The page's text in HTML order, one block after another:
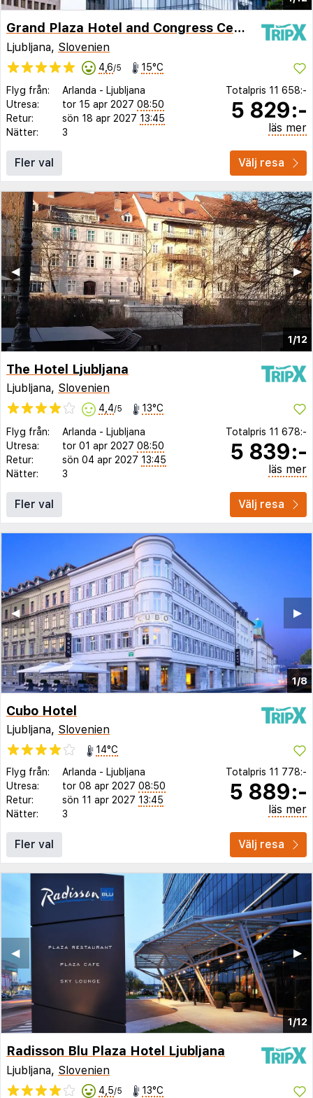
Grand Plaza Hotel and Congress Centre
Ljubljana, Slovenien
4,6/5 15°C
Flyg från: Arlanda - Ljubljana
Utresa:
tor 15 apr 2027 08:50
Retur:
sön 18 apr 2027 13:45
Nätter:
3
Totalpris 11 658:-
5 829:-
läs mer
Fler val Välj resa
1/12
▶︎
◀︎
The Hotel Ljubljana
Ljubljana, Slovenien
4,4/5 13°C
Flyg från: Arlanda - Ljubljana
Utresa:
tor 01 apr 2027 08:50
Retur:
sön 04 apr 2027 13:45
Nätter:
3
Totalpris 11 678:-
5 839:-
läs mer
Fler val Välj resa
1/8
▶︎
◀︎
Cubo Hotel
Ljubljana, Slovenien
14°C
Flyg från:
Arlanda - Ljubljana
Utresa:
tor 08 apr 2027 08:50
Retur:
sön 11 apr 2027 13:45
Nätter:
3
Totalpris 11 778:-
5 889:-
läs mer
Fler val Välj resa
1/12
▶︎
◀︎
Radisson Blu Plaza Hotel Ljubljana
Ljubljana, Slovenien
4,5/5 13°C